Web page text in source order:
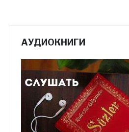
АУДИОКНИГИ